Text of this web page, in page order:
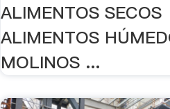
ALIMENTOS SECOS
ALIMENTOS
MOLINOS ...